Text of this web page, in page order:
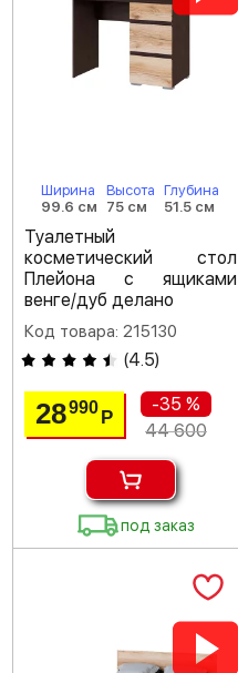
Ширина
99.6 см
Высота
75 см
Глубина
51.5 см
Туалетный
косметический стол
Плейона с ящиками
венге/дуб делано
Код товара: 215130
(4.5)
28990Р
-35 %
44 600
под заказ